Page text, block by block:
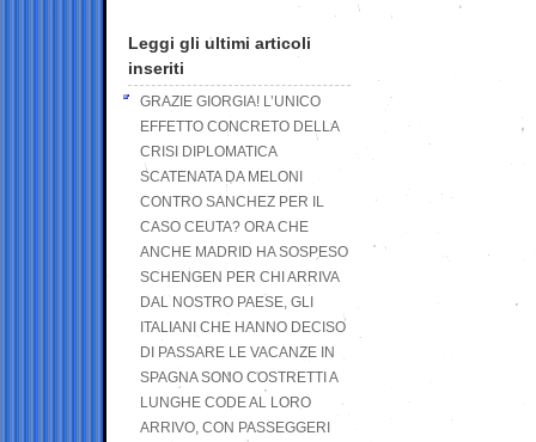
Leggi gli ultimi articoli
inseriti
GRAZIE GIORGIA! L’UNICO
EFFETTO CONCRETO DELLA
CRISI DIPLOMATICA
SCATENATA DA MELONI
CONTRO SANCHEZ PER IL
CASO CEUTA? ORA CHE
ANCHE MADRID HA SOSPESO
SCHENGEN PER CHI ARRIVA
DAL NOSTRO PAESE, GLI
ITALIANI CHE HANNO DECISO
DI PASSARE LE VACANZE IN
SPAGNA SONO COSTRETTI A
LUNGHE CODE AL LORO
ARRIVO, CON PASSEGGERI